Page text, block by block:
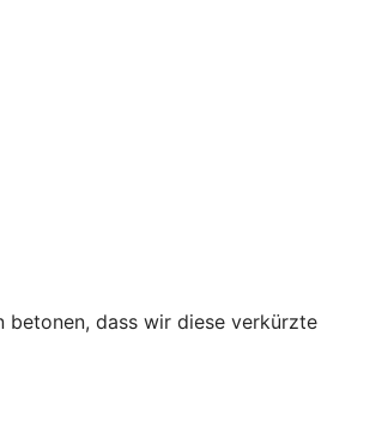
betonen, dass wir diese verkürzte